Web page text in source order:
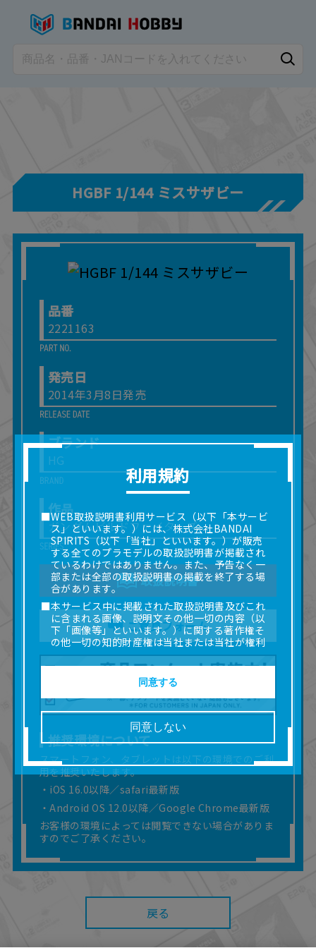
HGBF 1/144 ミスサザビー
品番
2221163
発売日
2014年3月8日発売
ブランド
HG
作品
ガンダムビルドファイターズ
取扱説明書
ご意見フォーム
推奨環境について
スマートフォン、タブレットは以下の環境でのご利
用を推奨いたします。
・iOS 16.0以降／safari最新版
・Android OS 12.0以降／Google Chrome最新版
お客様の環境によっては閲覧できない場合がありま
すのでご了承ください。
戻る
利用規約
■WEB取扱説明書利用サービス（以下「本サービ
ス」といいます。）には、株式会社BANDAI
SPIRITS（以下「当社」といいます。）が販売
する全てのプラモデルの取扱説明書が掲載され
ているわけではありません。また、予告なく一
部または全部の取扱説明書の掲載を終了する場
合があります。
■本サービス中に掲載された取扱説明書及びこれ
に含まれる画像、説明文その他一切の内容（以
下「画像等」といいます。）に関する著作権そ
の他一切の知的財産権は当社または当社が権利
の許諾を受ける第三者に帰属します。
使用（本サービス内の意見投稿の目的での画像
等の利用を含みます。）を超えて使用（複製、
複写、改変、掲示、頒布、配信、販売、出版等
を含むがこれに限りません。）することは禁止
いたします。
■掲載している取扱説明書は、お客様が購入され
た商品に同梱されたものと異なる場合がありま
す。
■対象商品仕様の変更などにより、取扱説明書の
内容は予告なく変更される場合があります。
■当社は、取扱説明書の正確性確保に努めており
ますが、取扱説明書の完全性を保証するもので
はありません。
■お客様のご利用環境によっては、本サービスを
ご利用いただけない場合があります。
かったことにより利用者に何らかの損害が生じ
たとしても、当社は何らの責任を負いません。
また、本サイトを利用したことによって、利用
同意しない
同意する